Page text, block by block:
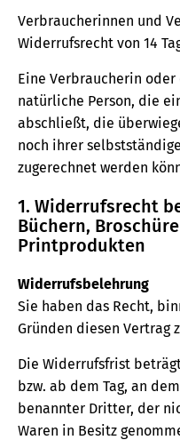
Verbraucherinnen und
Widerrufsrecht von 14
Eine Verbraucherin
natürliche Person, die
abschließt, die
noch ihrer
zugerechnet werden
1. Widerrufsrecht
Büchern,
Printprodukten
Widerrufsbelehrung
Sie haben das Recht,
Gründen diesen Vertrag
Die Widerrufsfrist
bzw. ab dem Tag, an
benannter Dritter, der
Waren in Besitz